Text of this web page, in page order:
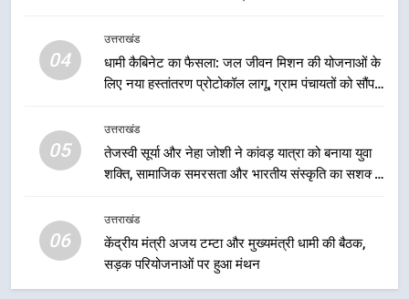
04
उत्तराखंड
धामी कैबिनेट का फैसला: जल जीवन मिशन की योजनाओं के
लिए नया हस्तांतरण प्रोटोकॉल लागू, ग्राम पंचायतों को सौंपने
05
उत्तराखंड
तेजस्वी सूर्या और नेहा जोशी ने कांवड़ यात्रा को बनाया युवा
शक्ति, सामाजिक समरसता और भारतीय संस्कृति का सशक्त
06
उत्तराखंड
केंद्रीय मंत्री अजय टम्टा और मुख्यमंत्री धामी की बैठक,
सड़क परियोजनाओं पर हुआ मंथन
मुख्यमंत्री धामी के नेतृत्व में उत्तराखंड के
पारंपरिक हस्तशिल्प और हथकरघा उत्पादों
4
धामी कैबिनेट का फैसला: जल जीवन
की प्रक्रिया होगी और प्रभावी